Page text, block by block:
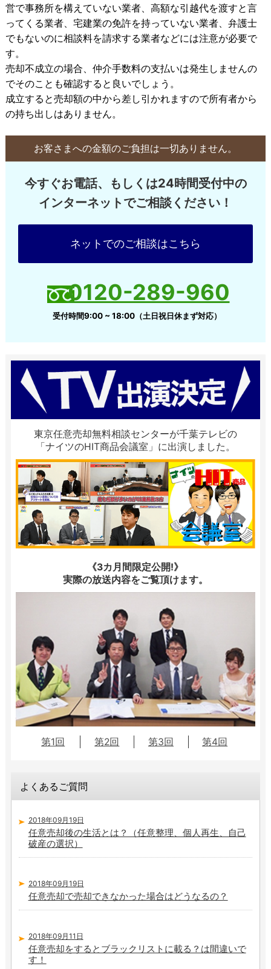
営で事務所を構えていない業者、高額な引越代を渡すと言
ってくる業者、宅建業の免許を持っていない業者、弁護士
でもないのに相談料を請求する業者などには注意が必要で
す。
売却不成立の場合、仲介手数料の支払いは発生しませんの
でそのことも確認すると良いでしょう。
成立すると売却額の中から差し引かれますので所有者から
の持ち出しはありません。
お客さまへの金額のご負担は一切ありません。
今すぐお電話、もしくは24時間受付中の
インターネットでご相談ください！
ネットでのご相談はこちら
0120-289-960
受付時間9:00 ~ 18:00（土日祝日休まず対応）
東京任意売却無料相談センターが千葉テレビの
「ナイツのHIT商品会議室」に出演しました。
《3カ月間限定公開!》
実際の放送内容をご覧頂けます。
第1回 第2回 第3回 第4回
よくあるご質問
2018年09月19日
任意売却後の生活とは？（任意整理、個人再生、自己
破産の選択）
2018年09月19日
任意売却で売却できなかった場合はどうなるの？
2018年09月11日
任意売却をするとブラックリストに載る？は間違いで
す！